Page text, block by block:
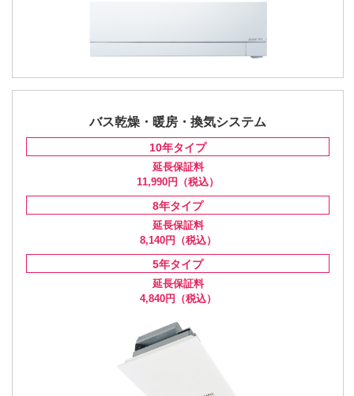
バス乾燥・暖房・換気システム
10年タイプ
延長保証料
11,990円
（税込）
8年タイプ
延長保証料
8,140円 （税込）
5年タイプ
延長保証料
4,840円 （税込）